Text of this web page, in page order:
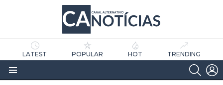
LATEST POPULAR HOT TRENDING
Menu